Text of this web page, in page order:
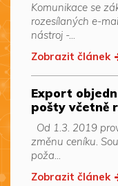
Komunikace se
rozesílaných e-
nástroj -...
Zobrazit článek
Export
pošty včetně
Od 1.3. 2019
změnu ceníku.
poža...
Zobrazit článek